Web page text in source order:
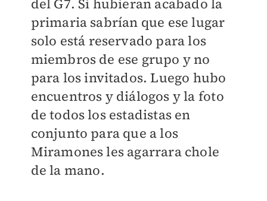
del G7. Si hubieran acabado la
primaria sabrían que ese lugar
solo está reservado para los
miembros de ese grupo y no
para los invitados. Luego hubo
encuentros y diálogos y la foto
de todos los estadistas en
conjunto para que a los
Miramones les agarrara chole
de la mano.